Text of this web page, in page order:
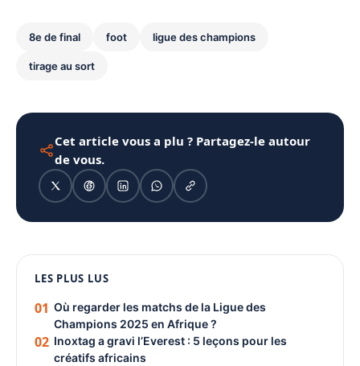
8e de final foot ligue des champions
tirage au sort
Cet article vous a plu ? Partagez-le autour
de vous.
PUBLICITÉ
LES PLUS LUS
01 Où regarder les matchs de la Ligue des
Champions 2025 en Afrique ?
02 Inoxtag a gravi l’Everest : 5 leçons pour les
créatifs africains